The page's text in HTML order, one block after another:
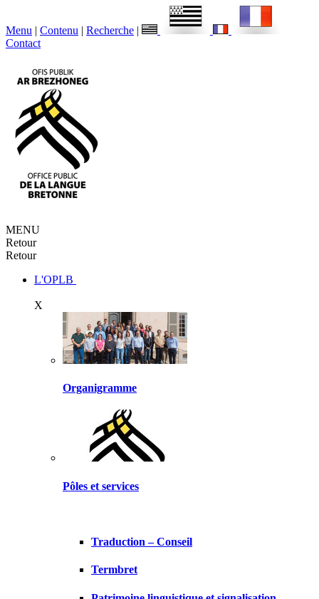
Menu | Contenu | Recherche |
Contact
MENU
Retour
Retour
L'OPLB
X
Organigramme
Pôles et services
Traduction – Conseil
Termbret